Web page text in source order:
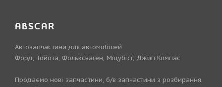
ABSCAR
Автозапчастини для автомобілей
Форд, Тойота, Фольксваген, Міцубісі, Джип Компас
Продаємо нові запчастини, б/в запчастини з розбирання